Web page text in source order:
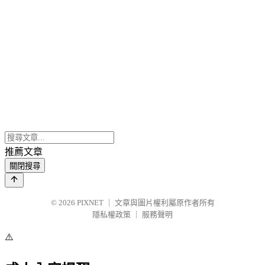
推薦文章
關閉搜尋
© 2026 PIXNET
文章與圖片權利屬原作者所有
隱私權政策
服務聲明
⚠️